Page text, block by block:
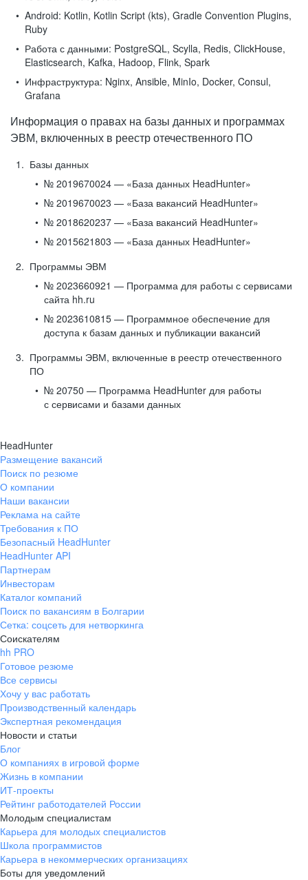
Android: Kotlin, Kotlin Script (kts), Gradle Convention Plugins,
Ruby
Работа с данными: PostgreSQL, Scylla, Redis, ClickHouse,
Elasticsearch, Kafka, Hadoop, Flink, Spark
Инфраструктура: Nginx, Ansible, MinIo, Docker, Consul,
Grafana
Информация о правах на базы данных и программах
ЭВМ, включенных в реестр отечественного ПО
Базы данных
№ 2019670024 — «База данных HeadHunter»
№ 2019670023 — «База вакансий HeadHunter»
№ 2018620237 — «База вакансий HeadHunter»
№ 2015621803 — «База данных HeadHunter»
Программы ЭВМ
№ 2023660921 — Программа для работы с сервисами
сайта hh.ru
№ 2023610815 — Программное обеспечение для
доступа к базам данных и публикации вакансий
Программы ЭВМ, включенные в реестр отечественного
ПО
№ 20750 — Программа HeadHunter для работы
с сервисами и базами данных
HeadHunter
Размещение вакансий
Поиск по резюме
О компании
Наши вакансии
Реклама на сайте
Требования к ПО
Безопасный HeadHunter
HeadHunter API
Партнерам
Инвесторам
Каталог компаний
Поиск по вакансиям в Болгарии
Сетка: соцсеть для нетворкинга
Соискателям
hh PRO
Готовое резюме
Все сервисы
Хочу у вас работать
Производственный календарь
Экспертная рекомендация
Новости и статьи
Блог
О компаниях в игровой форме
Жизнь в компании
ИТ-проекты
Рейтинг работодателей России
Молодым специалистам
Карьера для молодых специалистов
Школа программистов
Карьера в некоммерческих организациях
Боты для уведомлений